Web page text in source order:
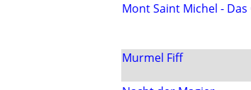
Mont Saint Michel -
Murmel Fiff